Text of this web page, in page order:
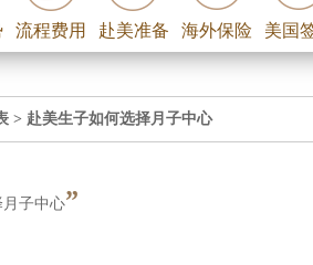
流程费用 赴美准备 海外保险 美国
> 赴美生子如何选择月子中心
子中心”